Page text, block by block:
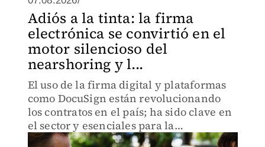
Adiós a la tinta: la firma
electrónica se convirtió en el
motor silencioso del
nearshoring y l...
El uso de la firma digital y plataformas
como DocuSign están revolucionando
los contratos en el país; ha sido clave en
el sector y esenciales para la
competitividad en la era del T-MEC